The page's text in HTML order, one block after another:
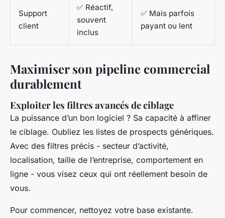
Support
client
✅ Réactif,
souvent
inclus
✅ Mais parfois
payant ou lent
Maximiser son pipeline commercial
durablement
Exploiter les filtres avancés de ciblage
La puissance d’un bon logiciel ? Sa capacité à affiner
le ciblage. Oubliez les listes de prospects génériques.
Avec des filtres précis - secteur d’activité,
localisation, taille de l’entreprise, comportement en
ligne - vous visez ceux qui ont réellement besoin de
vous.
Pour commencer, nettoyez votre base existante.